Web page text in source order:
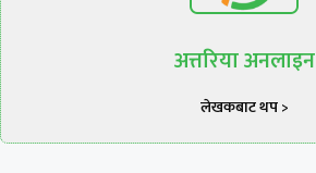
अत्तरिया अनलाइन
लेखकबाट थप >